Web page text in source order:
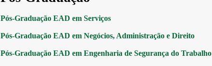
Pós-Graduação EAD em Serviços
Pós-Graduação EAD em Negócios, Administração e Direito
Pós-Graduação EAD em Engenharia de Segurança do Trabalho